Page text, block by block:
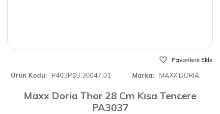
Favorilere Ekle
Ürün Kodu P403PŞÜ.30047.01 Marka MAXX DORIA
Maxx Doria Thor 28 Cm Kısa Tencere
PA3037